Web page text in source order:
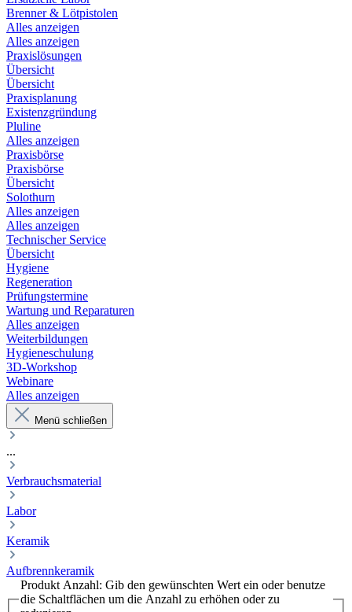
Brenner & Lötpistolen
Alles anzeigen
Alles anzeigen
Praxislösungen
Übersicht
Übersicht
Praxisplanung
Existenzgründung
Pluline
Alles anzeigen
Praxisbörse
Praxisbörse
Übersicht
Solothurn
Alles anzeigen
Alles anzeigen
Technischer Service
Übersicht
Hygiene
Regeneration
Prüfungstermine
Wartung und Reparaturen
Alles anzeigen
Weiterbildungen
Hygieneschulung
3D-Workshop
Webinare
Alles anzeigen
Menü schließen
...
Verbrauchsmaterial
Labor
Keramik
Aufbrennkeramik
Produkt Anzahl: Gib den gewünschten Wert ein oder benutze
die Schaltflächen um die Anzahl zu erhöhen oder zu